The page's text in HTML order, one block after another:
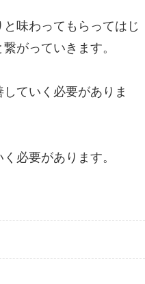
味わってもらってはじ
がっていきます。
ていく必要がありま
必要があります。